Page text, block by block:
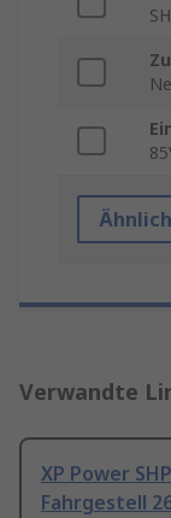
Verwandte
XP Power
Fahrgestell